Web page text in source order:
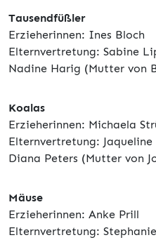
Tausendfüßler
Erzieherinnen: Ines Bloch
Elternvertretung: Sabine
Nadine Harig (Mutter von
Koalas
Erzieherinnen: Michaela
Elternvertretung:
Diana Peters (Mutter von
Mäuse
Erzieherinnen: Anke Prill
Elternvertretung: